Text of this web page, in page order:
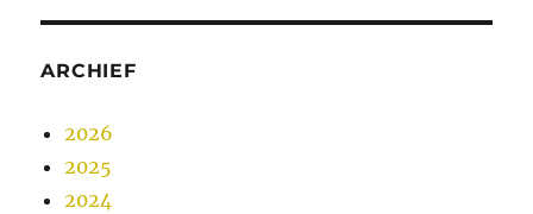
ARCHIEF
2026
2025
2024